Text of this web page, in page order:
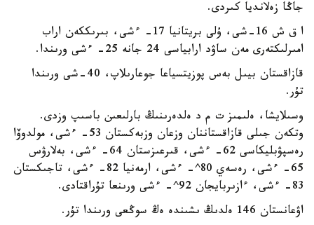
جاڭا زەلانديا كىردى.
ا ق ش 16-شى، ۇلى بريتانيا 17- ءشى، بىرىككەن اراب
امىرلىكتەرى مەن ساۋد ارابياسى 24 جانە 25- ءشى ورىندا.
قازاقستان بيىل بەس پوزيتسياعا جوعارىلاپ، 40-شى ورىندا
تۇر.
وسىلايشا، ەلىمىز ت م د ەلدەرىنىڭ بارلىعىن باسىپ وزدى.
وتكەن جىلى قازاقستاننان وزعان وزبەكستان 53- ءشى، مولدوۆا
رەسپۋبليكاسى 62- ءشى، قىرعىزستان 64- ءشى، بەلارۋس
65- ءشى، رەسەي 80^- ءشى، ارمەنيا 82- ءشى، تاجىكستان
83- ءشى، ءازىربايجان 92^- ءشى ورىنعا تۇراقتادى.
اۋعانستان 146 ەلدىڭ ىشىندە ەڭ سوڭعى ورىندا تۇر.